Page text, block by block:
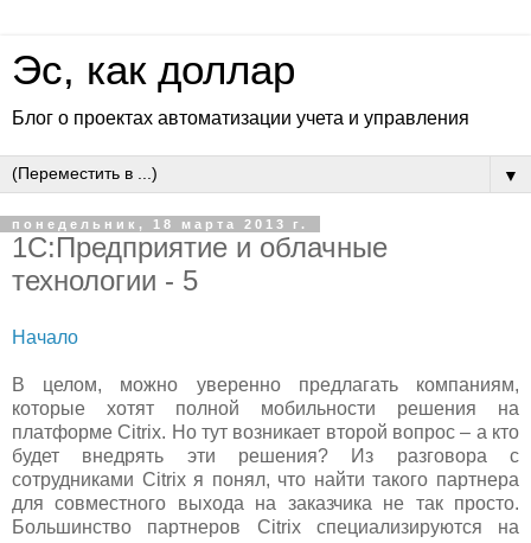
Эс, как доллар
Блог о проектах автоматизации учета и управления
▼
понедельник, 18 марта 2013 г.
1C:Предприятие и облачные
технологии - 5
Начало
В целом, можно уверенно предлагать компаниям,
которые хотят полной мобильности решения на
платформе Citrix. Но тут возникает второй вопрос – а кто
будет внедрять эти решения? Из разговора с
сотрудниками Citrix я понял, что найти такого партнера
для совместного выхода на заказчика не так просто.
Большинство партнеров Citrix специализируются на